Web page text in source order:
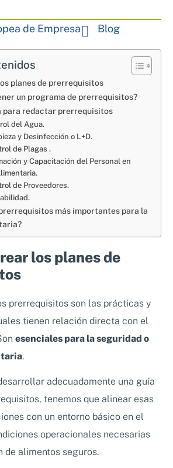
Normativa Internacional
Alimentaria
de Empresa Blog
planes de prerrequisitos
un programa de prerrequisitos?
para redactar prerrequisitos
del Agua.
y Desinfección o L+D.
de Plagas .
y Capacitación del Personal en
de Proveedores.
más importantes para la
los planes de
prerrequisitos son las prácticas y
tienen relación directa con el
esenciales para la seguridad o
.
adecuadamente una guía
tenemos que alinear esas
con un entorno básico en el
operacionales necesarias
de alimentos seguros.